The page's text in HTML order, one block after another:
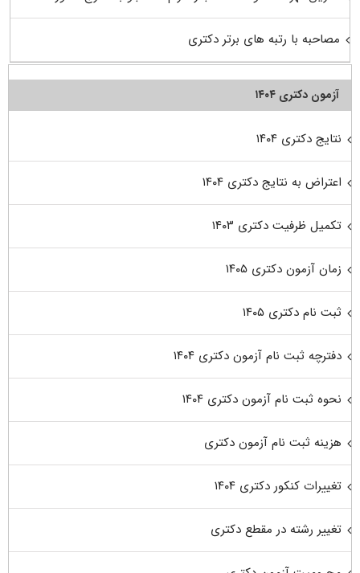
مصاحبه با رتبه های برتر دکتری
آزمون دکتری ۱۴۰۴
نتایج دکتری ۱۴۰۴
اعتراض به نتایج دکتری ۱۴۰۴
تکمیل ظرفیت دکتری ۱۴۰۳
زمان آزمون دکتری ۱۴۰۵
ثبت نام دکتری ۱۴۰۵
دفترچه ثبت نام آزمون دکتری ۱۴۰۴
نحوه ثبت نام آزمون دکتری ۱۴۰۴
هزینه ثبت نام آزمون دکتری
تغییرات کنکور دکتری ۱۴۰۴
تغییر رشته در مقطع دکتری